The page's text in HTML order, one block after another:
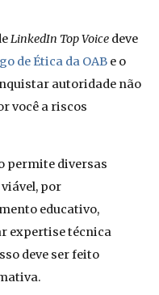
LinkedIn Top Voice deve
de Ética da OAB e o
autoridade não
você a riscos
permite diversas
por
educativo,
expertise técnica
deve ser feito